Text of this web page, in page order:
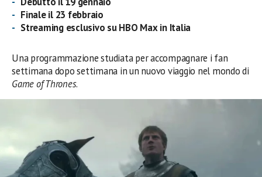
Finale il 23 febbraio
Streaming esclusivo su HBO Max in Italia
Una programmazione studiata per accompagnare i fan
settimana dopo settimana in un nuovo viaggio nel mondo di
Game of Thrones.